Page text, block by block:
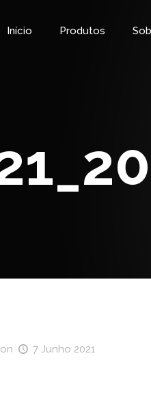
Início Produtos
on 7 Junho 2021